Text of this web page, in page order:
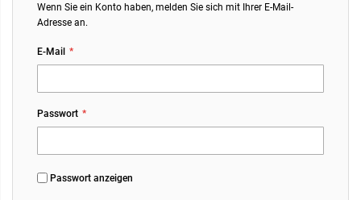
Wenn Sie ein Konto haben, melden Sie sich mit Ihrer E-Mail-
Adresse an.
E-Mail
Passwort
Passwort anzeigen